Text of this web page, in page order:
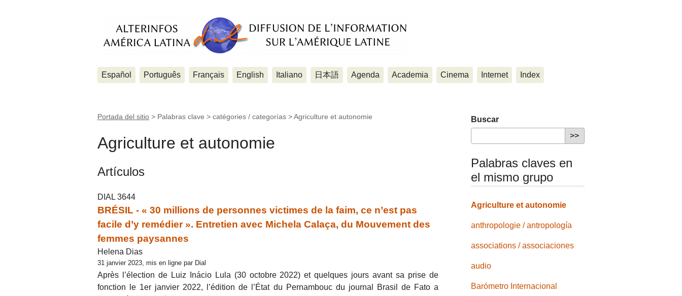
Español Português Français English Italiano 日本語 Agenda Academia Cinema Internet Index
Portada del sitio > Palabras clave > catégories / categorías >Agriculture et autonomie
Agriculture et autonomie
Artículos
DIAL 3644
BRÉSIL - « 30 millions de personnes victimes de la faim, ce n’est pas
facile d’y remédier ». Entretien avec Michela Calaça, du Mouvement des
femmes paysannes
Helena Dias
31 janvier 2023, mis en ligne par Dial
Après l’élection de Luiz Inácio Lula (30 octobre 2022) et quelques jours avant sa prise de
fonction le 1er janvier 2022, l’édition de l’État du Pernambouc du journal Brasil de Fato a
Buscar
Palabras claves en
el mismo grupo
Agriculture et autonomie
anthropologie / antropología
associations / associaciones
audio
Barómetro Internacional